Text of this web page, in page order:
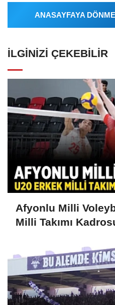
ANASAYFAYA
İLGINIZI ÇEKEBILIR
Afyonlu Milli
Milli Takımı